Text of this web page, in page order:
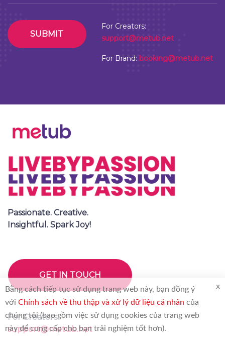
SUBMIT
For Creators:
support@metub.net
For Brand: booking@metub.net
Passionate. Creative.
Insightful. Spark Joy!
GET IN TOUCH
For Creators:
support@metub.net
Bằng cách tiếp tục sử dụng trang web này, bạn đồng ý
với Chính sách về thu thập và xử lý dữ liệu cá nhân của
chúng tôi (bao gồm việc sử dụng cookies của trang web
này để cung cấp cho bạn trải nghiệm tốt hơn).
x